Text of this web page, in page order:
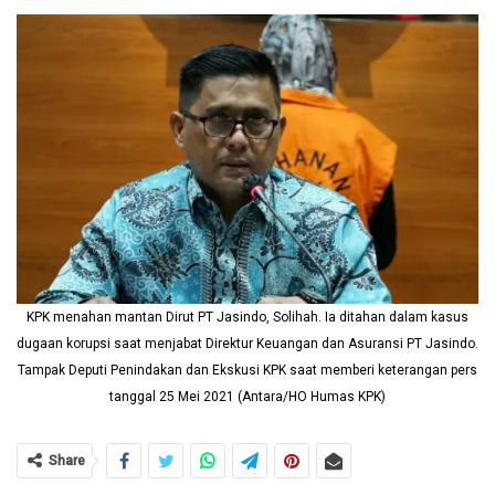
KPK menahan mantan Dirut PT Jasindo, Solihah. Ia ditahan dalam kasus
dugaan korupsi saat menjabat Direktur Keuangan dan Asuransi PT Jasindo.
Tampak Deputi Penindakan dan Ekskusi KPK saat memberi keterangan pers
tanggal 25 Mei 2021 (Antara/HO Humas KPK)
Share